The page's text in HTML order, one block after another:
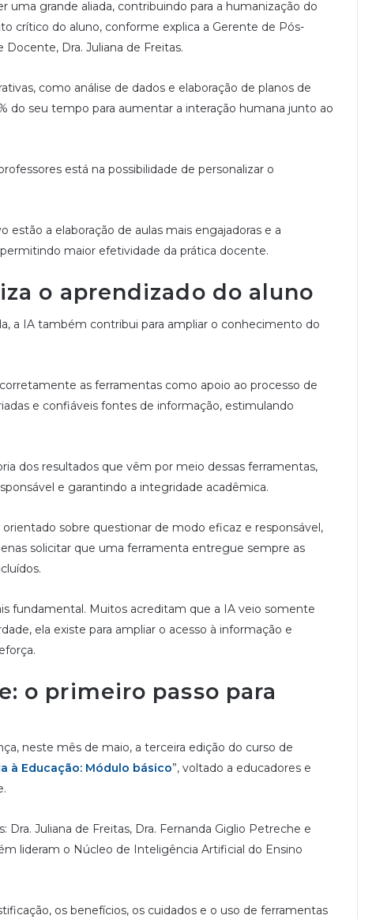
uma grande aliada, contribuindo para a humanização do
crítico do aluno, conforme explica a Gerente de Pós-
Dra. Juliana de Freitas.
como análise de dados e elaboração de planos de
do seu tempo para aumentar a interação humana junto ao
está na possibilidade de personalizar o
estão a elaboração de aulas mais engajadoras e a
maior efetividade da prática docente.
o aprendizado do aluno
a IA também contribui para ampliar o conhecimento do
as ferramentas como apoio ao processo de
e confiáveis fontes de informação, estimulando
dos resultados que vêm por meio dessas ferramentas,
e garantindo a integridade acadêmica.
sobre questionar de modo eficaz e responsável,
solicitar que uma ferramenta entregue sempre as
fundamental. Muitos acreditam que a IA veio somente
ela existe para ampliar o acesso à informação e
o primeiro passo para
neste mês de maio, a terceira edição do curso de
à Educação: Módulo básico”, voltado a educadores e
Juliana de Freitas, Dra. Fernanda Giglio Petreche e
lideram o Núcleo de Inteligência Artificial do Ensino
os benefícios, os cuidados e o uso de ferramentas